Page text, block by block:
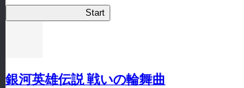
Start
銀河英雄伝説 戦いの輪舞曲